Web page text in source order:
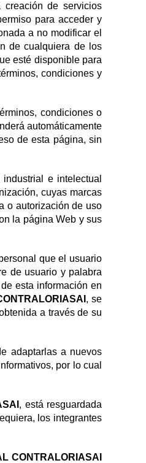
creación de servicios
para acceder y
a no modificar el
de cualquiera de los
esté disponible para
condiciones y
condiciones o
automáticamente
de esta página, sin
e intelectual
cuyas marcas
o autorización de uso
la página Web y sus
que el usuario
de usuario y palabra
esta información en
, se
a través de su
adaptarlas a nuevos
por lo cual
, está resguardada
los integrantes
CONTRALORIASAI